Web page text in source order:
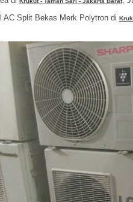
AC Split Bekas Merk Polytron di